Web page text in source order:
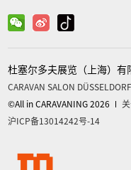
杜塞尔多夫展览（上海）有
CARAVAN SALON DÜSSELDORF
©All in CARAVANING 2026
沪ICP备13014242号-14